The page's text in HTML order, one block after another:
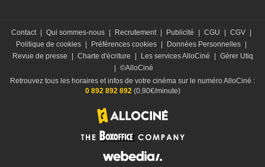
Contact Qui sommes-nous Recrutement Publicité CGU CGV
Politique de cookies
Préférences cookies Données Personnelles
Revue de presse
Charte d'écriture Les services AlloCiné
Gérer Utiq
©AlloCiné
Retrouvez tous les horaires et infos de votre cinéma sur le numéro AlloCiné :
0 892 892 892(0,90€/minute)